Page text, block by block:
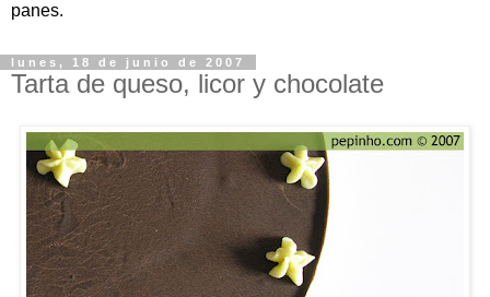
panes.
lunes, 18 de junio de 2007
Tarta de queso, licor y chocolate